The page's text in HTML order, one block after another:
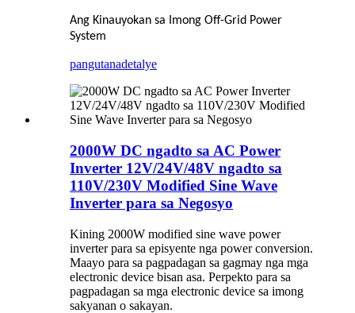
Ang Kinauyokan sa Imong Off-Grid Power
System
pangutanadetalye
2000W DC ngadto sa AC Power
Inverter 12V/24V/48V ngadto sa
110V/230V Modified Sine Wave
Inverter para sa Negosyo
Kining 2000W modified sine wave power
inverter para sa episyente nga power conversion.
Maayo para sa pagpadagan sa gagmay nga mga
electronic device bisan asa. Perpekto para sa
pagpadagan sa mga electronic device sa imong
sakyanan o sakayan.